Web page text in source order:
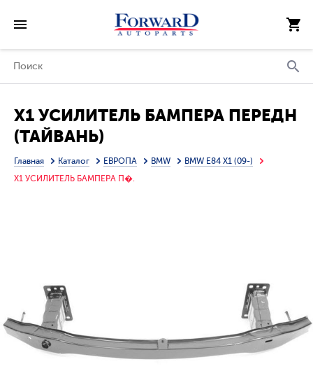
X1 УСИЛИТЕЛЬ БАМПЕРА ПЕРЕДН
(ТАЙВАНЬ)
Главная Каталог ЕВРОПА BMW
BMW E84 X1 (09-)
X1 УСИЛИТЕЛЬ БАМПЕРА П�.